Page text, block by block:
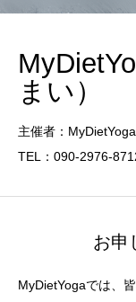
まい）
主催者：
TEL：090-2976-
お申
MyDietYogaでは、